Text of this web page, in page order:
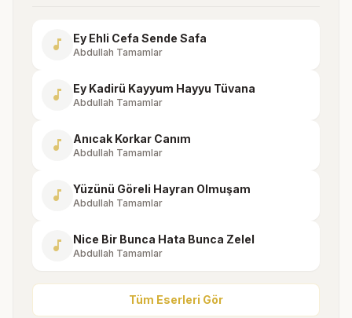
music_note Ey Ehli Cefa Sende Safa
Abdullah Tamamlar
music_note Ey Kadirü Kayyum Hayyu Tüvana
Abdullah Tamamlar
music_note Anıcak Korkar Canım
Abdullah Tamamlar
music_note Yüzünü Göreli Hayran Olmuşam
Abdullah Tamamlar
music_note Nice Bir Bunca Hata Bunca Zelel
Abdullah Tamamlar
Tüm Eserleri Gör